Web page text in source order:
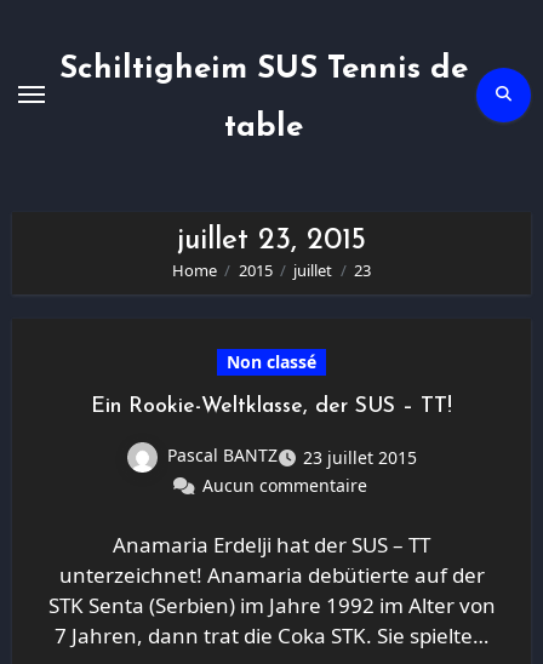
Schiltigheim SUS Tennis de
table
juillet 23, 2015
Home 2015 juillet 23
Non classé
Ein Rookie-Weltklasse, der SUS – TT!
Pascal BANTZ
23 juillet 2015
Aucun commentaire
Anamaria Erdelji hat der SUS – TT
unterzeichnet! Anamaria debütierte auf der
STK Senta (Serbien) im Jahre 1992 im Alter von
7 Jahren, dann trat die Coka STK. Sie spielte…